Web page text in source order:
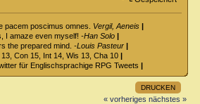
pacem poscimus omnes. Vergil, Aeneis |
I amaze even myself!-Han Solo |
the prepared mind. -Louis Pasteur |
Con 15, Int 14, Wis 13, Cha 10 |
für Englischsprachige RPG Tweets|
DRUCKEN
« vorheriges nächstes »